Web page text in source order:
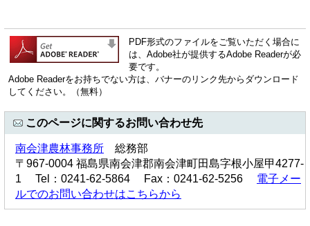
PDF形式のファイルをご覧いただく場合に
は、Adobe社が提供するAdobe Readerが必
要です。
Adobe Readerをお持ちでない方は、バナーのリンク先からダウンロード
してください。（無料）
このページに関するお問い合わせ先
南会津農林事務所 総務部
〒967-0004 福島県南会津郡南会津町田島字根小屋甲4277-
1 Tel：0241-62-5864 Fax：0241-62-5256 電子メー
ルでのお問い合わせはこちらから